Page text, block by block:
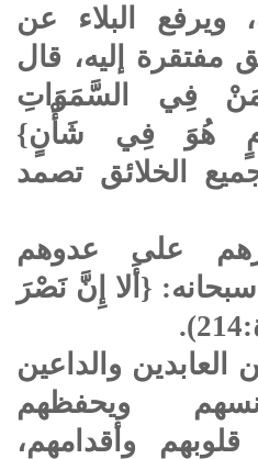
ويرفع البلاء عن
مفتقرة إليه، قال
مَنْ فِي السَّمَوَاتِ
هُوَ فِي شَأْنٍ}
29)، فجميع الخلائق تصمد
على عدوهم
{أَلا إِنَّ نَصْرَ
والداعين
ويحفظهم
وأقدامهم،